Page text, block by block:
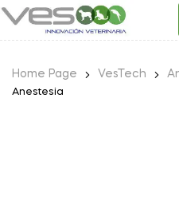
Home Page VesTech
Anestesia